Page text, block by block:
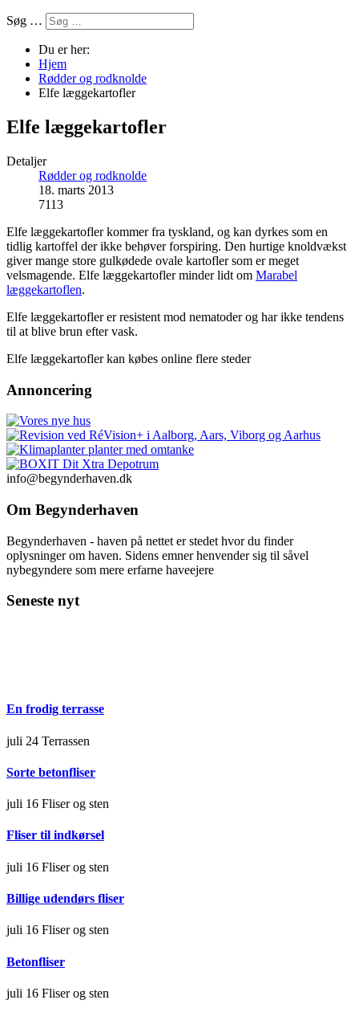
Søg …
Du er her:
Hjem
Rødder og rodknolde
Elfe læggekartofler
Elfe læggekartofler
Detaljer
Rødder og rodknolde
18. marts 2013
7113
Elfe læggekartofler kommer fra tyskland, og kan dyrkes som en
tidlig kartoffel der ikke behøver forspiring. Den hurtige knoldvækst
giver mange store gulkødede ovale kartofler som er meget
velsmagende. Elfe læggekartofler minder lidt om Marabel
læggekartoflen.
Elfe læggekartofler er resistent mod nematoder og har ikke tendens
til at blive brun efter vask.
Elfe læggekartofler kan købes online flere steder
Annoncering
info@begynderhaven.dk
Om Begynderhaven
Begynderhaven - haven på nettet er stedet hvor du finder
oplysninger om haven. Sidens emner henvender sig til såvel
nybegyndere som mere erfarne haveejere
Seneste nyt
En frodig terrasse
juli 24 Terrassen
Sorte betonfliser
juli 16 Fliser og sten
Fliser til indkørsel
juli 16 Fliser og sten
Billige udendørs fliser
juli 16 Fliser og sten
Betonfliser
juli 16 Fliser og sten